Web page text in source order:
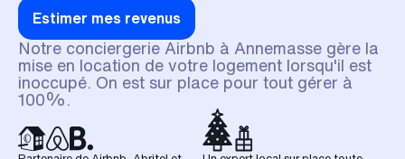
Estimer mes revenus
Notre conciergerie Airbnb à Annemasse gère la
mise en location de votre logement lorsqu'il est
inoccupé. On est sur place pour tout gérer à
100%.